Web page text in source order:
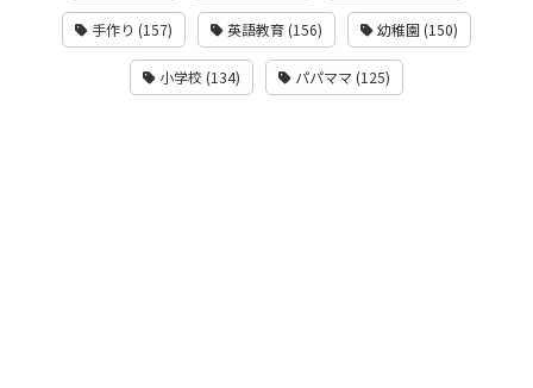
手作り (157) 英語教育 (156) 幼稚園 (150)
小学校 (134) パパママ (125)